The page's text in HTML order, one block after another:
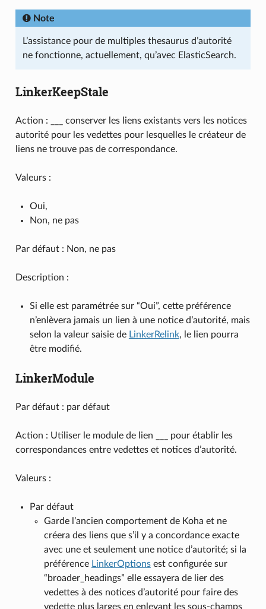
Note
L’assistance pour de multiples thesaurus d’autorité
ne fonctionne, actuellement, qu’avec ElasticSearch.
LinkerKeepStale
Action : ___ conserver les liens existants vers les notices
autorité pour les vedettes pour lesquelles le créateur de
liens ne trouve pas de correspondance.
Valeurs :
Oui,
Non, ne pas
Par défaut : Non, ne pas
Description :
Si elle est paramétrée sur “Oui”, cette préférence
n’enlèvera jamais un lien à une notice d’autorité, mais
selon la valeur saisie de LinkerRelink, le lien pourra
être modifié.
LinkerModule
Par défaut : par défaut
Action : Utiliser le module de lien ___ pour établir les
correspondances entre vedettes et notices d’autorité.
Valeurs :
Par défaut
Garde l’ancien comportement de Koha et ne
créera des liens que s’il y a concordance exacte
avec une et seulement une notice d’autorité; si la
préférence LinkerOptionsest configurée sur
“broader_headings” elle essayera de lier des
vedettes à des notices d’autorité pour faire des
vedette plus larges en enlevant les sous-champs